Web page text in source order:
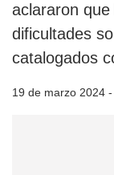
aclararon
dificultades
catalogados
19 de marzo 2024